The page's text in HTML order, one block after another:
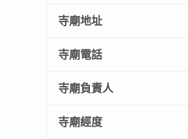
寺廟地址
寺廟電話
寺廟負責人
寺廟經度